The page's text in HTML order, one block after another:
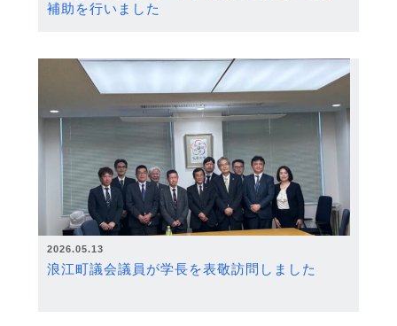
補助を行いました
2026.05.13
浪江町議会議員が学長を表敬訪問しました